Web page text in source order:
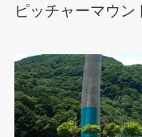
ピッチャーマウン